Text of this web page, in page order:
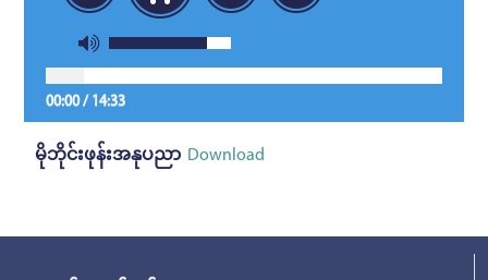
00:00/ 14:33
မိုဘိုင်းဖုန်းအနုပညာ Download